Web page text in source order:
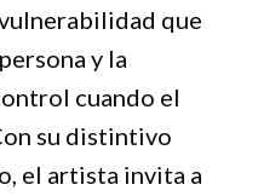
que
y la
cuando el
su distintivo
el artista invita a